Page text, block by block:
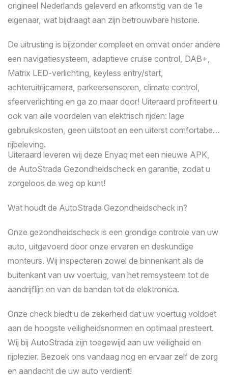
Kilometerstand
origineel Nederlands geleverd en afkomstig van de 1e
eigenaar, wat bijdraagt aan zijn betrouwbare historie.
De uitrusting is bijzonder compleet en omvat onder andere
een navigatiesysteem, adaptieve cruise control, DAB+,
Matrix LED-verlichting, keyless entry/start,
achteruitrijcamera, parkeersensoren, climate control,
sfeerverlichting en ga zo maar door! Uiteraard profiteert u
ook van alle voordelen van elektrisch rijden: lage
gebruikskosten, geen uitstoot en een uiterst comfortabele
rijbeleving.
Uiteraard leveren wij deze Enyaq met een nieuwe APK,
de AutoStrada Gezondheidscheck en garantie, zodat u
zorgeloos de weg op kunt!
Wat houdt de AutoStrada Gezondheidscheck in?
Onze gezondheidscheck is een grondige controle van uw
auto, uitgevoerd door onze ervaren en deskundige
monteurs. Wij inspecteren zowel de binnenkant als de
buitenkant van uw voertuig, van het remsysteem tot de
aandrijflijn en van de banden tot de elektronica.
Onze check biedt u de zekerheid dat uw voertuig voldoet
aan de hoogste veiligheidsnormen en optimaal presteert.
Wij bij AutoStrada zijn toegewijd aan uw veiligheid en
rijplezier. Bezoek ons vandaag nog en ervaar zelf de zorg
en aandacht die uw auto verdient!